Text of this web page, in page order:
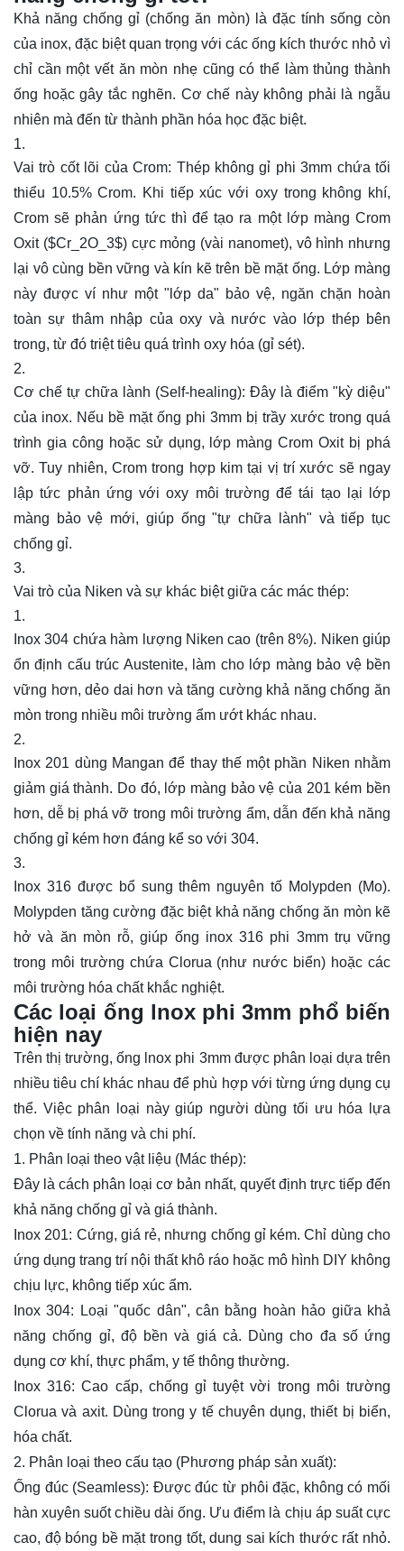
Khả năng chống gỉ (chống ăn mòn) là đặc tính sống còn
của inox, đặc biệt quan trọng với các ống kích thước nhỏ vì
chỉ cần một vết ăn mòn nhẹ cũng có thể làm thủng thành
ống hoặc gây tắc nghẽn. Cơ chế này không phải là ngẫu
nhiên mà đến từ thành phần hóa học đặc biệt.
Vai trò cốt lõi của Crom: Thép không gỉ phi 3mm chứa tối
thiểu 10.5% Crom. Khi tiếp xúc với oxy trong không khí,
Crom sẽ phản ứng tức thì để tạo ra một lớp màng Crom
Oxit ($Cr_2O_3$) cực mỏng (vài nanomet), vô hình nhưng
lại vô cùng bền vững và kín kẽ trên bề mặt ống. Lớp màng
này được ví như một "lớp da" bảo vệ, ngăn chặn hoàn
toàn sự thâm nhập của oxy và nước vào lớp thép bên
trong, từ đó triệt tiêu quá trình oxy hóa (gỉ sét).
Cơ chế tự chữa lành (Self-healing): Đây là điểm "kỳ diệu"
của inox. Nếu bề mặt ống phi 3mm bị trầy xước trong quá
trình gia công hoặc sử dụng, lớp màng Crom Oxit bị phá
vỡ. Tuy nhiên, Crom trong hợp kim tại vị trí xước sẽ ngay
lập tức phản ứng với oxy môi trường để tái tạo lại lớp
màng bảo vệ mới, giúp ống "tự chữa lành" và tiếp tục
chống gỉ.
Vai trò của Niken và sự khác biệt giữa các mác thép:
Inox 304 chứa hàm lượng Niken cao (trên 8%). Niken giúp
ổn định cấu trúc Austenite, làm cho lớp màng bảo vệ bền
vững hơn, dẻo dai hơn và tăng cường khả năng chống ăn
mòn trong nhiều môi trường ẩm ướt khác nhau.
Inox 201 dùng Mangan để thay thế một phần Niken nhằm
giảm giá thành. Do đó, lớp màng bảo vệ của 201 kém bền
hơn, dễ bị phá vỡ trong môi trường ẩm, dẫn đến khả năng
chống gỉ kém hơn đáng kể so với 304.
Inox 316 được bổ sung thêm nguyên tố Molypden (Mo).
Molypden tăng cường đặc biệt khả năng chống ăn mòn kẽ
hở và ăn mòn rỗ, giúp ống inox 316 phi 3mm trụ vững
trong môi trường chứa Clorua (như nước biển) hoặc các
môi trường hóa chất khắc nghiệt.
Các loại ống lnox phi 3mm phổ biến
hiện nay
Trên thị trường, ống lnox phi 3mm được phân loại dựa trên
nhiều tiêu chí khác nhau để phù hợp với từng ứng dụng cụ
thể. Việc phân loại này giúp người dùng tối ưu hóa lựa
chọn về tính năng và chi phí.
1. Phân loại theo vật liệu (Mác thép):
Đây là cách phân loại cơ bản nhất, quyết định trực tiếp đến
khả năng chống gỉ và giá thành.
Inox 201: Cứng, giá rẻ, nhưng chống gỉ kém. Chỉ dùng cho
ứng dụng trang trí nội thất khô ráo hoặc mô hình DIY không
chịu lực, không tiếp xúc ẩm.
Inox 304: Loại "quốc dân", cân bằng hoàn hảo giữa khả
năng chống gỉ, độ bền và giá cả. Dùng cho đa số ứng
dụng cơ khí, thực phẩm, y tế thông thường.
Inox 316: Cao cấp, chống gỉ tuyệt vời trong môi trường
Clorua và axit. Dùng trong y tế chuyên dụng, thiết bị biển,
hóa chất.
2. Phân loại theo cấu tạo (Phương pháp sản xuất):
Ống đúc (Seamless): Được đúc từ phôi đặc, không có mối
hàn xuyên suốt chiều dài ống. Ưu điểm là chịu áp suất cực
cao, độ bóng bề mặt trong tốt, dung sai kích thước rất nhỏ.